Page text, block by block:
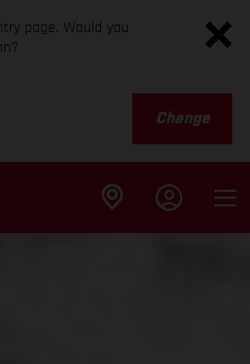
page. Would you
Change